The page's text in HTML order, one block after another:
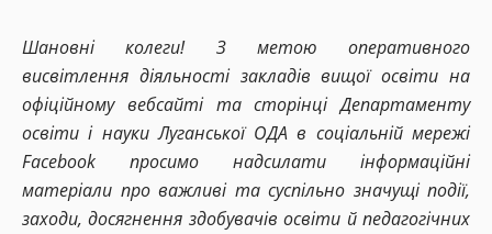
Шановні колеги! З метою оперативного
висвітлення діяльності закладів вищої освіти на
офіційному вебсайті та сторінці Департаменту
освіти і науки Луганської ОДА в соціальній мережі
Facebook просимо надсилати інформаційні
матеріали про важливі та суспільно значущі події,
заходи, досягнення здобувачів освіти й педагогічних